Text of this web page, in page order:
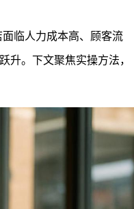
临人力成本高、顾客流
升。下文聚焦实操方法，